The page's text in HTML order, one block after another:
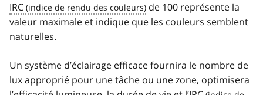
IRC
de 100 représente la
valeur maximale et indique que les couleurs semblent
naturelles.
Un système d’éclairage efficace fournira le nombre de
lux approprié pour une tâche ou une zone, optimisera